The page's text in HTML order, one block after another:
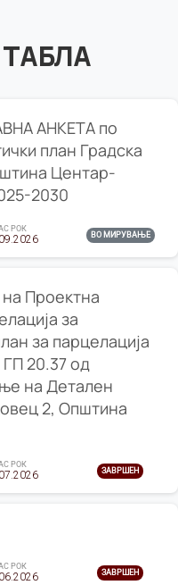
АНКЕТА по
план Градска
Центар-
2030
РОК
ВО МИРУВАЊЕ
Проектна
за
за парцелација
ГП 20.37 од
на Детален
2, Општина
РОК
ЗАВРШЕН
РОК
ЗАВРШЕН